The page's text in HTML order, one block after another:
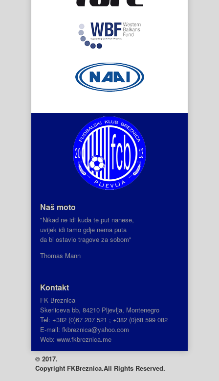
Naš moto
"Nikad ne idi kuda te put nanese,
uvijek idi tamo gdje nema puta
da bi ostavio tragove za sobom"
Thomas Mann
Kontakt
FK Breznica
Skerliceva bb, 84210 Pljevlja, Montenegro
Tel: +382 (0)67 207 521 ; +382 (0)68 599 082
E-mail: fkbreznica@yahoo.com
Web: www.fkbreznica.me
© 2017.
Copyright FKBreznica.All Rights Reserved.